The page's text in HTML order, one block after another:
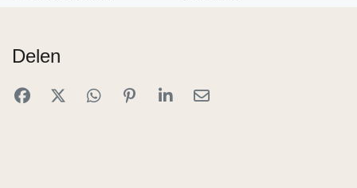
Delen